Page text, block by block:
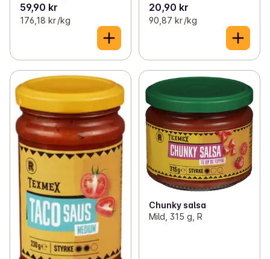
59,90 kr
176,18 kr /kg
20,90 kr
90,87 kr /kg
Chunky salsa
Mild, 315 g, R